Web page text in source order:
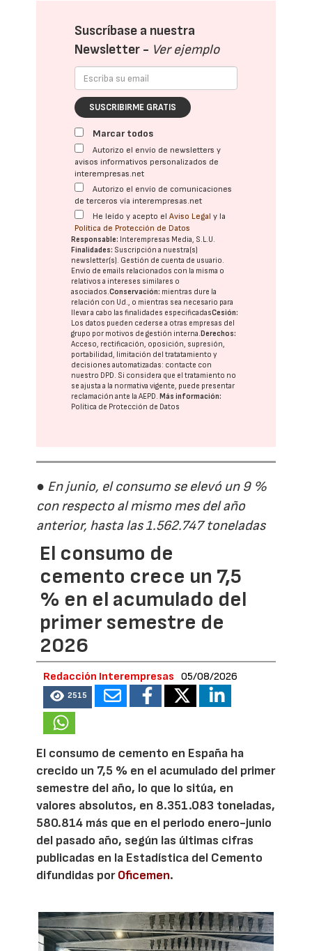
Suscríbase a nuestra
Newsletter - Ver ejemplo
SUSCRIBIRME GRATIS
Marcar todos
Autorizo el envío de newsletters y
avisos informativos personalizados de
interempresas.net
Autorizo el envío de comunicaciones
de terceros vía interempresas.net
He leído y acepto elAviso Legal y la
Política de Protección de Datos
Responsable: Interempresas Media, S.L.U.
Finalidades: Suscripción a nuestra(s)
newsletter(s). Gestión de cuenta de usuario.
Envío de emails relacionados con la misma o
relativos a intereses similares o
asociados.Conservación: mientras dure la
relación con Ud., o mientras sea necesario para
llevar a cabo las finalidades especificadasCesión:
Los datos pueden cederse a otras empresas del
grupo por motivos de gestión interna. Derechos:
Acceso, rectificación, oposición, supresión,
portabilidad, limitación del tratatamiento y
decisiones automatizadas: contacte con
nuestro DPD. Si considera que el tratamiento no
se ajusta a la normativa vigente, puede presentar
reclamación ante laAEPD. Más información:
Política de Protección de Datos
● En junio, el consumo se elevó un 9 %
con respecto al mismo mes del año
anterior, hasta las 1.562.747 toneladas
El consumo de
cemento crece un 7,5
% en el acumulado del
primer semestre de
2026
Redacción Interempresas 05/08/2026
2515
El consumo de cemento en España ha
crecido un 7,5 % en el acumulado del primer
semestre del año, lo que lo sitúa, en
valores absolutos, en 8.351.083 toneladas,
580.814 más que en el periodo enero-junio
del pasado año, según las últimas cifras
publicadas en la Estadística del Cemento
difundidas porOficemen.